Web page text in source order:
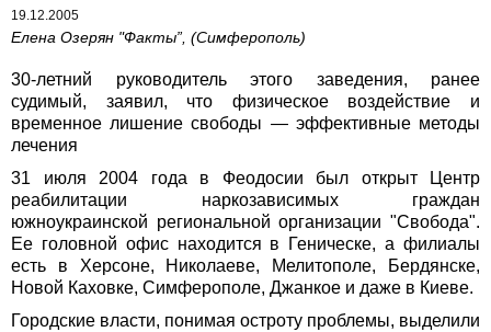
19.12.2005
Елена Озерян "Факты”, (Симферополь)
30-летний руководитель этого заведения, ранее
судимый, заявил, что физическое воздействие и
временное лишение свободы — эффективные методы
лечения
31 июля 2004 года в Феодосии был открыт Центр
реабилитации наркозависимых граждан
южноукраинской региональной организации "Свобода".
Ее головной офис находится в Геническе, а филиалы
есть в Херсоне, Николаеве, Мелитополе, Бердянске,
Новой Каховке, Симферополе, Джанкое и даже в Киеве.
Городские власти, понимая остроту проблемы, выделили